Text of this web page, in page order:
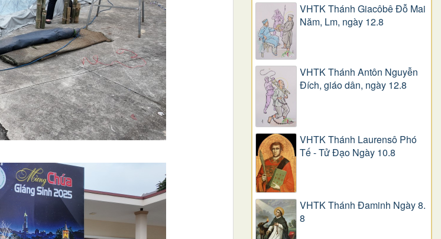
VHTK Thánh Giacôbê Ðỗ Mai
Năm, Lm, ngày 12.8
VHTK Thánh Antôn Nguyễn
Ðích, giáo dân, ngày 12.8
VHTK Thánh Laurensô Phó
Tế - Tử Đạo Ngày 10.8
VHTK Thánh Đaminh Ngày 8.
8